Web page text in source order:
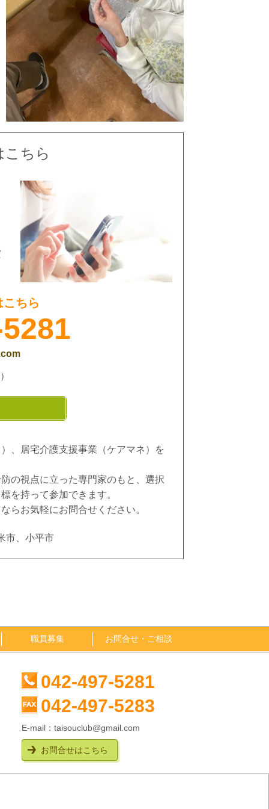
こちら
ちら
、居宅介護支援事業（ケアマネ）を
の視点に立った専門家のもと、選択
を持って参加できます。
らお気軽にお問合せください。
市、小平市
職員募集 お問合せ・ご相談
042-497-5281
042-497-5283
E-mail： taisouclub@gmail.com
お問合せはこちら